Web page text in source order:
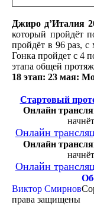
Джиро д’Италия
который пройдёт
пройдёт в 96 раз, с
Гонка пройдет с 4
этапа общей
18 этап: 23 мая:
Стартовый
Онлайн
Онлайн
Онлайн
Онлайн
Виктор Смирнов
права защищены